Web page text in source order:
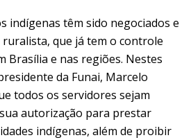
indígenas têm sido negociados e
que já tem o controle
Brasília e nas regiões. Nestes
da Funai, Marcelo
todos os servidores sejam
autorização para prestar
indígenas, além de proibir